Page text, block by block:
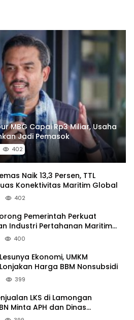
MBG Capai Rp3 Miliar, Usaha
Jadi Pemasok
402
Naik 13,3 Persen, TTL
Konektivitas Maritim Global
402
Pemerintah Perkuat
Industri Pertahanan Maritim
400
Ekonomi, UMKM
Harga BBM Nonsubsidi
399
LKS di Lamongan
Minta APH dan Dinas
Bertindak Tegas.